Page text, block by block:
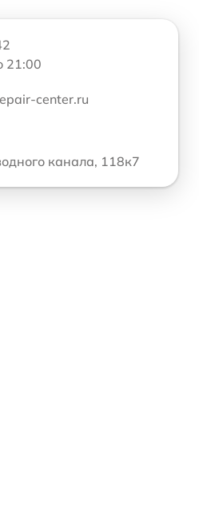
21:00
center.ru
канала, 118к7